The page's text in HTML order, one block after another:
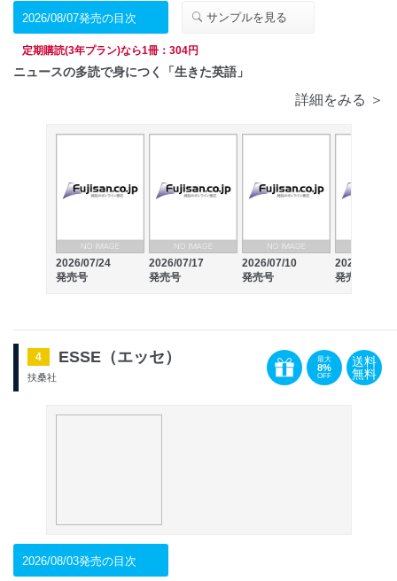
2026/08/07発売の目次 サンプルを見る
定期購読(3年プラン)なら1冊：304円
ニュースの多読で身につく「生きた英語」
詳細をみる ＞
2026/07/24
発売号
2026/07/17
発売号
2026/07/10
発売号
2026/07/03
発売号
4 ESSE（エッセ）
扶桑社
最大
8%
OFF
送料
無料
2026/08/03発売の目次